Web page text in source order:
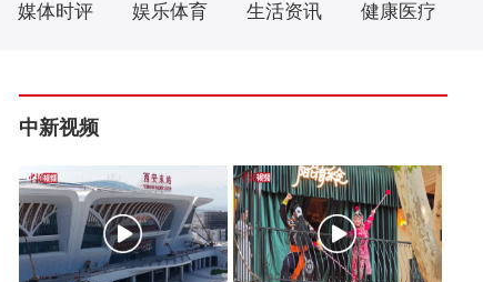
媒体时评 娱乐体育 生活资讯 健康医疗
中新视频